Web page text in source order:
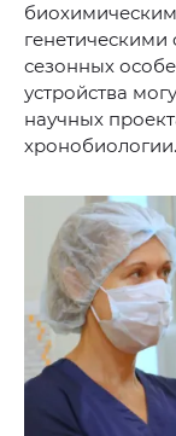
сезонных
устройства
научных
хронобиологии.